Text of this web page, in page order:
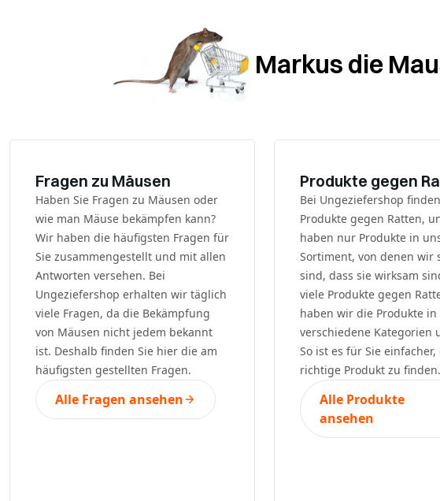
Markus die
Fragen zu Mäusen
Haben Sie Fragen zu Mäusen oder
wie man Mäuse bekämpfen kann?
Wir haben die häufigsten Fragen für
Sie zusammengestellt und mit allen
Antworten versehen. Bei
Ungeziefershop erhalten wir täglich
viele Fragen, da die Bekämpfung
von Mäusen nicht jedem bekannt
ist. Deshalb finden Sie hier die am
häufigsten gestellten Fragen.
Alle Fragen ansehen
Produkte gegen
Bei Ungeziefershop
Produkte gegen Ratten,
haben nur Produkte in
Sortiment, von denen wir
sind, dass sie wirksam
viele Produkte gegen
haben wir die Produkte in
verschiedene Kategorien
So ist es für Sie einfacher,
richtige Produkt zu finden.
Alle Produkte
ansehen